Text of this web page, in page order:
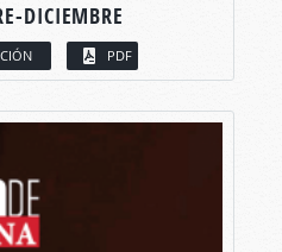
DICIEMBRE
PDF